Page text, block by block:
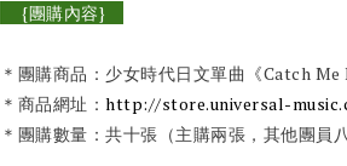
{團購內容}
＊團購商品：少女時代日文單曲《Catch
＊商品網址： http://store.universal-
＊團購數量：共十張（主購兩張，其他團員八